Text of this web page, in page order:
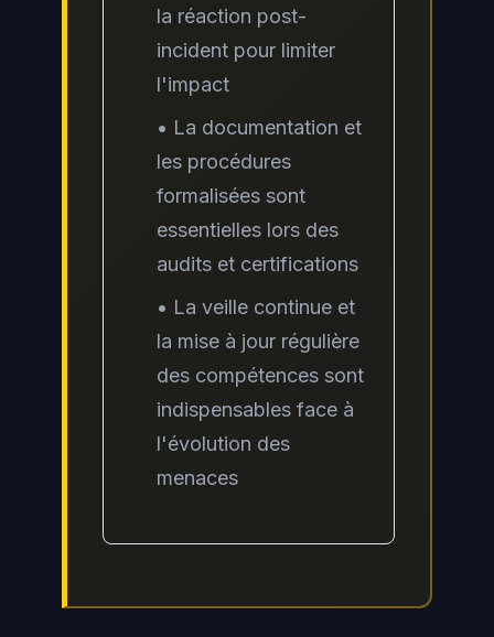
la réaction post-
incident pour limiter
l'impact
• La documentation et
les procédures
formalisées sont
essentielles lors des
audits et certifications
• La veille continue et
la mise à jour régulière
des compétences sont
indispensables face à
l'évolution des
menaces